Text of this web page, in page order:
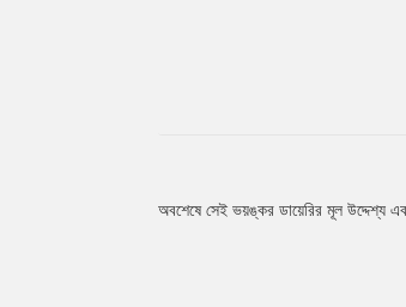
Tab
অবশেষে সেই ভয়ঙ্কর ডায়েরির মূল উদ্দেশ্য